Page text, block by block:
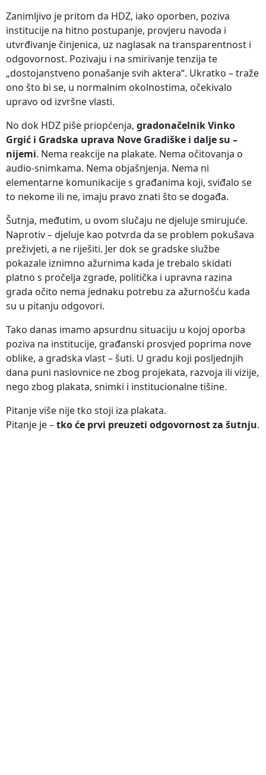
Zanimljivo je pritom da HDZ, iako oporben, poziva
institucije na hitno postupanje, provjeru navoda i
utvrđivanje činjenica, uz naglasak na transparentnost i
odgovornost. Pozivaju i na smirivanje tenzija te
„dostojanstveno ponašanje svih aktera“. Ukratko – traže
ono što bi se, u normalnim okolnostima, očekivalo
upravo od izvršne vlasti.
No dok HDZ piše priopćenja, gradonačelnik Vinko
Grgić i Gradska uprava Nove Gradiške i dalje su –
nijemi. Nema reakcije na plakate. Nema očitovanja o
audio-snimkama. Nema objašnjenja. Nema ni
elementarne komunikacije s građanima koji, sviđalo se
to nekome ili ne, imaju pravo znati što se događa.
Šutnja, međutim, u ovom slučaju ne djeluje smirujuće.
Naprotiv – djeluje kao potvrda da se problem pokušava
preživjeti, a ne riješiti. Jer dok se gradske službe
pokazale iznimno ažurnima kada je trebalo skidati
platno s pročelja zgrade, politička i upravna razina
grada očito nema jednaku potrebu za ažurnošću kada
su u pitanju odgovori.
Tako danas imamo apsurdnu situaciju u kojoj oporba
poziva na institucije, građanski prosvjed poprima nove
oblike, a gradska vlast – šuti. U gradu koji posljednjih
dana puni naslovnice ne zbog projekata, razvoja ili vizije,
nego zbog plakata, snimki i institucionalne tišine.
Pitanje više nije tko stoji iza plakata.
Pitanje je –tko će prvi preuzeti odgovornost za šutnju.